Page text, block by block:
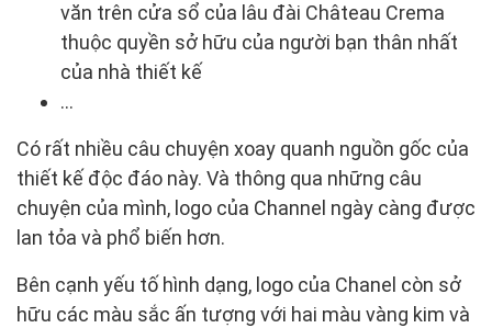
văn trên cửa sổ của lâu đài Château Crema
thuộc quyền sở hữu của người bạn thân nhất
của nhà thiết kế
...
Có rất nhiều câu chuyện xoay quanh nguồn gốc của
thiết kế độc đáo này. Và thông qua những câu
chuyện của mình, logo của Channel ngày càng được
lan tỏa và phổ biến hơn.
Bên cạnh yếu tố hình dạng, logo của Chanel còn sở
hữu các màu sắc ấn tượng với hai màu vàng kim và